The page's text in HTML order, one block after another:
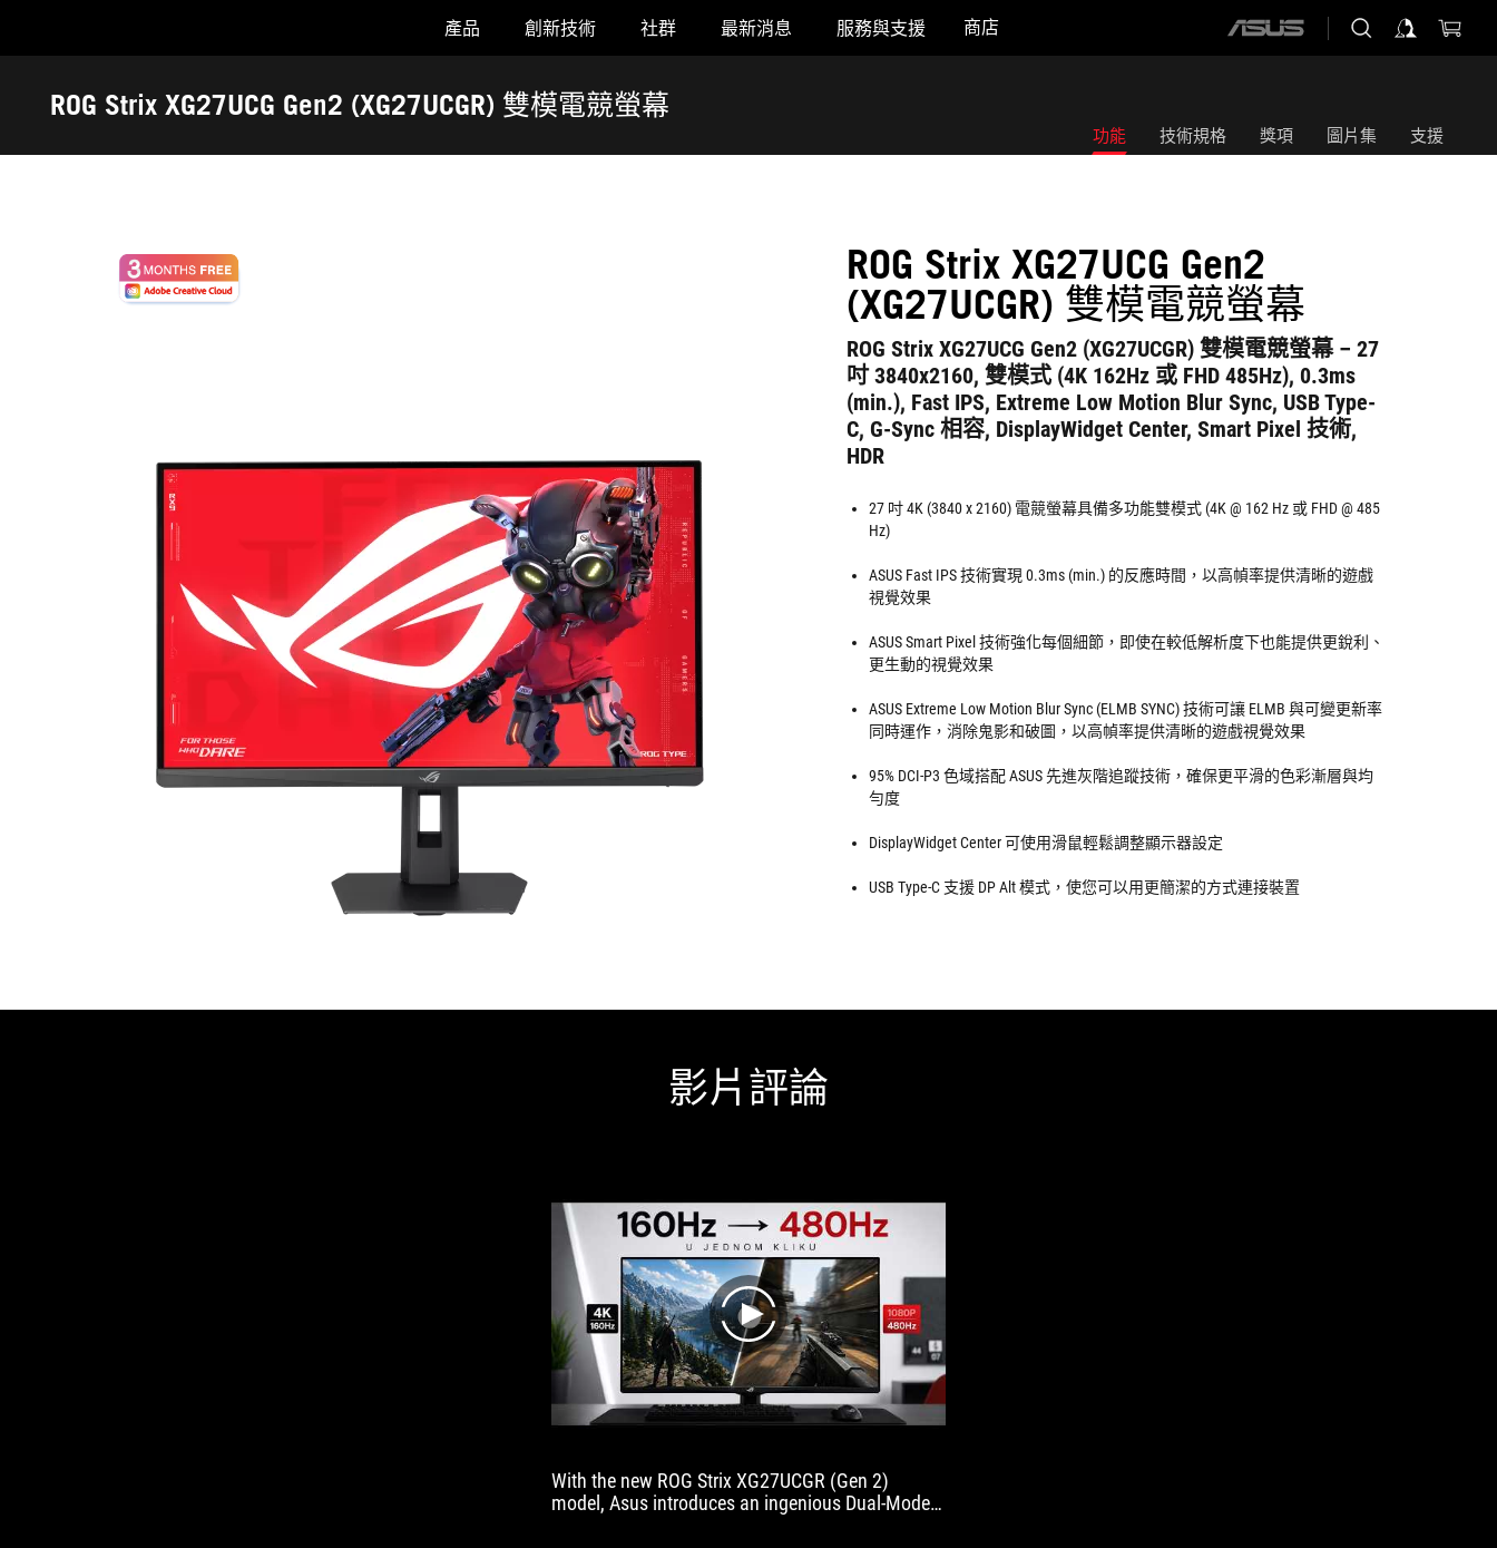
Accessibility links
產品 創新技術 社群 最新消息 服務與支援 商店
ASUS
home
ROG Strix XG27UCG Gen2 (XG27UCGR) 雙模電競螢幕
功能 技術規格 獎項 圖片集 支援
ROG Strix XG27UCG Gen2
(XG27UCGR) 雙模電競螢幕
ROG Strix XG27UCG Gen2 (XG27UCGR) 雙模電競螢幕 – 27
吋 3840x2160, 雙模式 (4K 162Hz 或 FHD 485Hz), 0.3ms
(min.), Fast IPS, Extreme Low Motion Blur Sync, USB Type-
C, G-Sync 相容, DisplayWidget Center, Smart Pixel 技術,
HDR
27 吋 4K (3840 x 2160) 電競螢幕具備多功能雙模式 (4K @ 162 Hz 或 FHD @ 485
Hz)
ASUS Fast IPS 技術實現 0.3ms (min.) 的反應時間，以高幀率提供清晰的遊戲
視覺效果
ASUS Smart Pixel 技術強化每個細節，即使在較低解析度下也能提供更銳利、
更生動的視覺效果
ASUS Extreme Low Motion Blur Sync (ELMB SYNC) 技術可讓 ELMB 與可變更新率
同時運作，消除鬼影和破圖，以高幀率提供清晰的遊戲視覺效果
95% DCI-P3 色域搭配 ASUS 先進灰階追蹤技術，確保更平滑的色彩漸層與均
勻度
DisplayWidget Center 可使用滑鼠輕鬆調整顯示器設定
USB Type-C 支援 DP Alt 模式，使您可以用更簡潔的方式連接裝置
影片評論
play
With the new ROG Strix XG27UCGR (Gen 2)
model, Asus introduces an ingenious Dual-Mode